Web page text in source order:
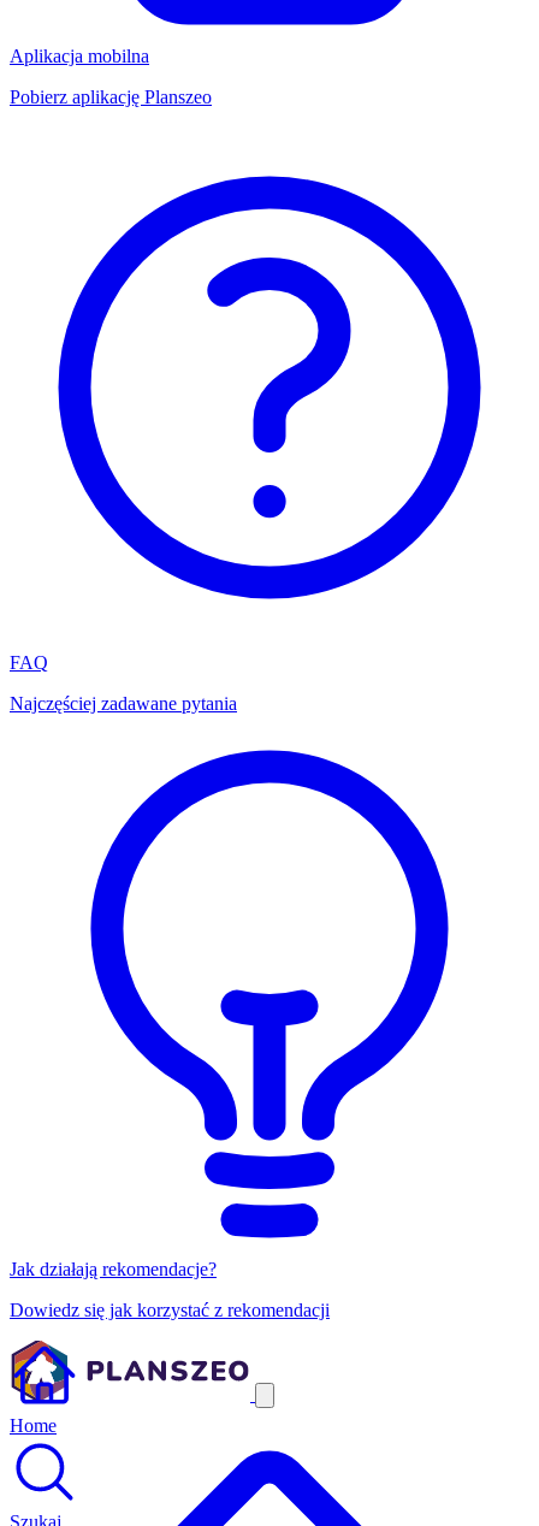
Aplikacja mobilna
Pobierz aplikację Planszeo
FAQ
Najczęściej zadawane pytania
Jak działają rekomendacje?
Dowiedz się jak korzystać z rekomendacji
Home
Szukaj